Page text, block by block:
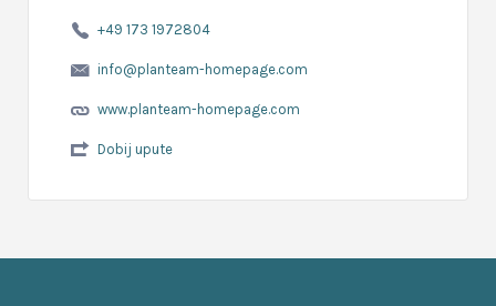
+49 173 1972804
info@planteam-homepage.com
www.planteam-homepage.com
Dobij upute